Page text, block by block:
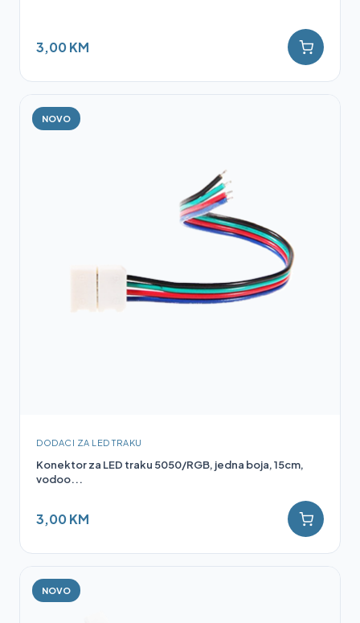
3,00 KM
NOVO
DODACI ZA LED TRAKU
Konektor za LED traku 5050/RGB, jedna boja, 15cm,
vodoo...
3,00 KM
NOVO